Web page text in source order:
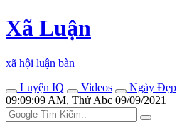
Xã Luận
xã hội luận bàn
Luyện IQ
Videos
Ngày Đẹp
09:09:09 AM, Thứ Abc 09/09/2021